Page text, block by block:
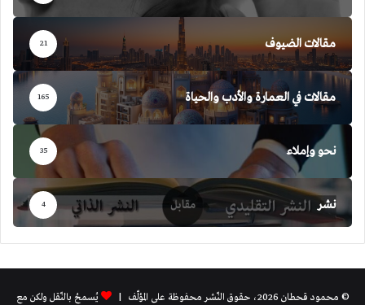
مقالات الضيوف 21
مقالات في العمارة والأدب والحياة 165
نحو وإملاء 35
نشر 4
© محمود قحطان 2026، حقوق النّشر محفوظة على المؤلّف | يُسمحُ بالنّقل ولكن مع